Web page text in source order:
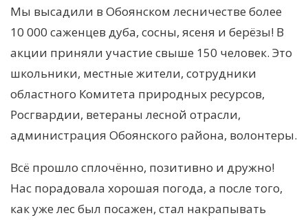
Мы высадили в Обоянском лесничестве более
10 000 саженцев дуба, сосны, ясеня и берёзы! В
акции приняли участие свыше 150 человек. Это
школьники, местные жители, сотрудники
областного Комитета природных ресурсов,
Росгвардии, ветераны лесной отрасли,
администрация Обоянского района, волонтеры.
Всё прошло сплочённо, позитивно и дружно!
Нас порадовала хорошая погода, а после того,
как уже лес был посажен, стал накрапывать